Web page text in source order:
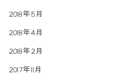
2018年5月
2018年4月
2018年2月
2017年11月